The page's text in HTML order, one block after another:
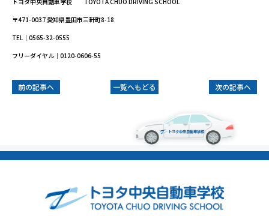
〒471-0037 愛知県豊田市三軒町8-18
TEL｜0565-32-0555
フリーダイヤル｜0120-0606-55
前の記事へ 一覧へもどる 次の記事へ